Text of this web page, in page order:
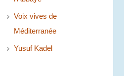
Voix vives de
Méditerranée
Yusuf Kadel